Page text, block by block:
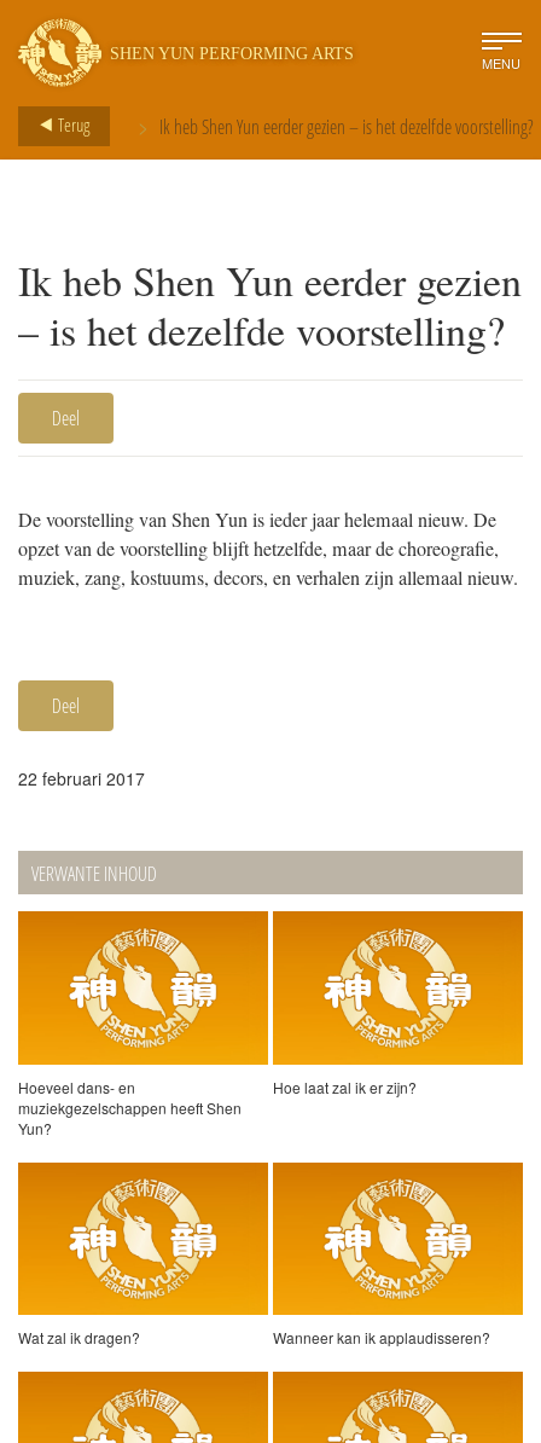
SHEN YUN PERFORMING ARTS MENU
Terug > Ik heb Shen Yun eerder gezien – is het dezelfde voorstelling?
Ik heb Shen Yun eerder gezien
– is het dezelfde voorstelling?
Deel
De voorstelling van Shen Yun is ieder jaar helemaal nieuw. De
opzet van de voorstelling blijft hetzelfde, maar de choreografie,
muziek, zang, kostuums, decors, en verhalen zijn allemaal nieuw.
Deel
22 februari 2017
VERWANTE INHOUD
Hoeveel dans- en
muziekgezelschappen heeft Shen
Yun?
Hoe laat zal ik er zijn?
Wat zal ik dragen? Wanneer kan ik applaudisseren?